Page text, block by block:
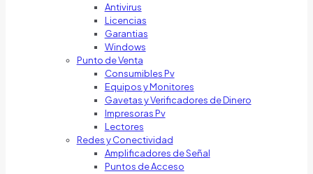
Antivirus
Licencias
Garantias
Windows
Punto de Venta
Consumibles Pv
Equipos y Monitores
Gavetas y Verificadores de Dinero
Impresoras Pv
Lectores
Redes y Conectividad
Amplificadores de Señal
Puntos de Acceso